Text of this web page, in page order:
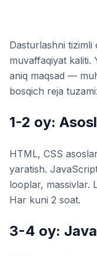
Dasturlashni
muvaffaqiyat kaliti.
aniq maqsad —
bosqich reja
1-2 oy:
HTML, CSS
yaratish.
looplar, massivlar.
Har kuni 2 soat.
3-4 oy: